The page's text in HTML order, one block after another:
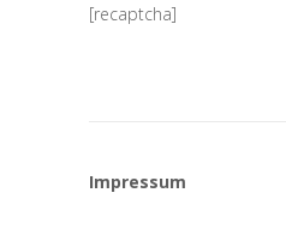
[recaptcha]
Impressum